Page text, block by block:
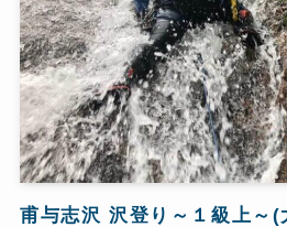
甫与志沢 沢登り～１級上～(